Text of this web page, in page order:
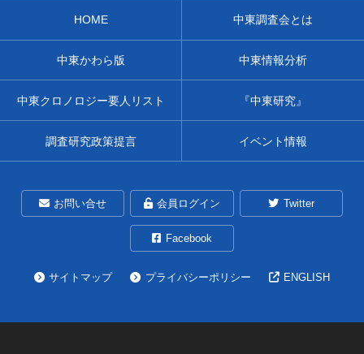
HOME 中東調査会とは
中東かわら版 中東情報分析
中東クロノロジー要人リスト 『中東研究』
調査研究政策提言 イベント情報
お問い合せ 会員ログイン Twitter
Facebook
サイトマップ プライバシーポリシー ENGLISH